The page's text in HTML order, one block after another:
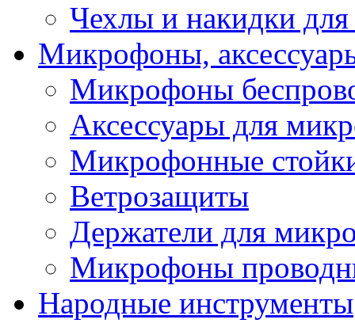
Чехлы и накидки
Микрофоны,
Микрофоны
Аксессуары для
Микрофонные
Ветрозащиты
Держатели для
Микрофоны
Народные инструменты